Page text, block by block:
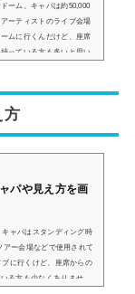
ーム。キャパは約50,000
ーティストのライブ会場
ムに行くんだけど、座席
っている方も多いと思い
時の座席表の画像は以下
方
パや見え方を画
ャパはスタンディング時
アー会場などで使用されて
に行くけど、座席からの
る方も少なくありませ